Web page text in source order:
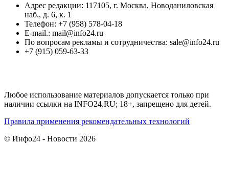
Адрес редакции: 117105, г. Москва, Новоданиловская
наб., д. 6, к. 1
Телефон: +7 (958) 578-04-18
E-mail.: mail@info24.ru
По вопросам рекламы и сотрудничества: sale@info24.ru
+7 (915) 059-63-33
Любое использование материалов допускается только при
наличии ссылки на INFO24.RU; 18+, запрещено для детей.
Правила применения рекомендательных технологий
© Инфо24 - Новости 2026